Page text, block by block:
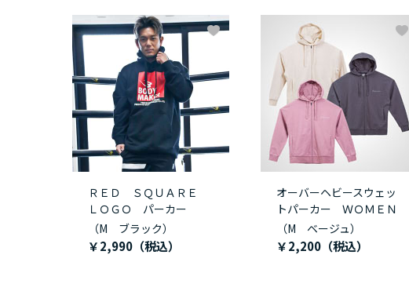
ＲＥＤ ＳＱＵＡＲＥ
ＬＯＧＯ パーカー
（M ブラック）
￥2,990
オーバーヘビースウェッ
トパーカー ＷＯＭＥＮ
（M ベージュ）
￥2,200